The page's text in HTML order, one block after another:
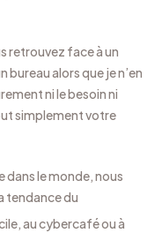
retrouvez face à un
alors que je n’en
ni le besoin ni
simplement votre
dans le monde, nous
tendance du
au cybercafé ou à